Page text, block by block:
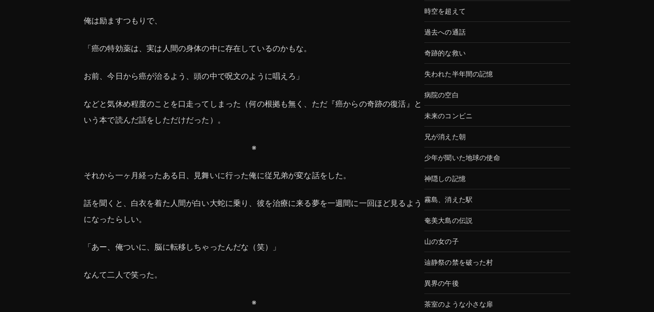
俺は励ますつもりで、
「癌の特効薬は、実は人間の身体の中に存在しているのかもな。
お前、今日から癌が治るよう、頭の中で呪文のように唱えろ」
などと気休め程度のことを口走ってしまった（何の根拠も無く、ただ『癌からの奇跡の復活』と
いう本で読んだ話をしただけだった）。
※
それから一ヶ月経ったある日、見舞いに行った俺に従兄弟が変な話をした。
話を聞くと、白衣を着た人間が白い大蛇に乗り、彼を治療に来る夢を一週間に一回ほど見るよう
になったらしい。
「あー、俺ついに、脳に転移しちゃったんだな（笑）」
なんて二人で笑った。
※
時空を超えて
過去への通話
奇跡的な救い
失われた半年間の記憶
病院の空白
未来のコンビニ
兄が消えた朝
少年が聞いた地球の使命
神隠しの記憶
霧島、消えた駅
奄美大島の伝説
山の女の子
辿静祭の禁を破った村
異界の午後
茶室のような小さな扉